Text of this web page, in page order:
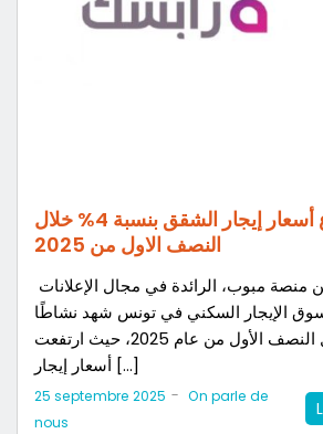
تونس : إرتفاع أسعار إيجار الشقق بنسبة 4% خلال
النصف الاول من 2025
سوق الإيجار السكني في تونس شهد نشاطًا
ملحوظًا خلال النصف الأول من عام 2025، حيث ارتفعت
أسعار إيجار […]
25 septembre 2025 - On parle de
nous